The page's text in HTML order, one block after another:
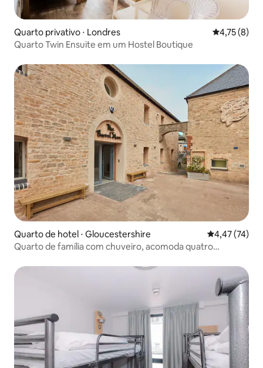
Quarto privativo ⋅ Londres 4,75 de
4,75 (8)
Quarto Twin Ensuite em um Hostel Boutique
Quarto de hotel ⋅ Gloucestershire 4,47 de uma
4,47 (74)
Quarto de família com chuveiro, acomoda quatro